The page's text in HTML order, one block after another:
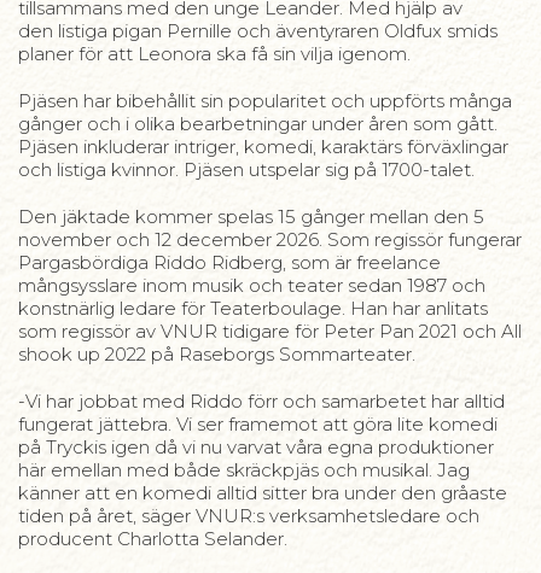
tillsammans med den unge Leander. Med hjälp av
den listiga pigan Pernille och äventyraren Oldfux smids
planer för att Leonora ska få sin vilja igenom.
Pjäsen har bibehållit sin popularitet och uppförts många
gånger och i olika bearbetningar under åren som gått.
Pjäsen inkluderar intriger, komedi, karaktärs förväxlingar
och listiga kvinnor. Pjäsen utspelar sig på 1700-talet.
Den jäktade kommer spelas 15 gånger mellan den 5
november och 12 december 2026. Som regissör fungerar
Pargasbördiga Riddo Ridberg, som är freelance
mångsysslare inom musik och teater sedan 1987 och
konstnärlig ledare för Teaterboulage. Han har anlitats
som regissör av VNUR tidigare för Peter Pan 2021 och All
shook up 2022 på Raseborgs Sommarteater.
-Vi har jobbat med Riddo förr och samarbetet har alltid
fungerat jättebra. Vi ser framemot att göra lite komedi
på Tryckis igen då vi nu varvat våra egna produktioner
här emellan med både skräckpjäs och musikal. Jag
känner att en komedi alltid sitter bra under den gråaste
tiden på året, säger VNUR:s verksamhetsledare och
producent Charlotta Selander.